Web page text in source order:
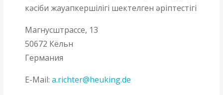
кәсіби жауапкершілігі шектелген әріптестігі
Магнусштрассе, 13
50672 Кёльн
Германия
E-Mail:a.richter@heuking.de